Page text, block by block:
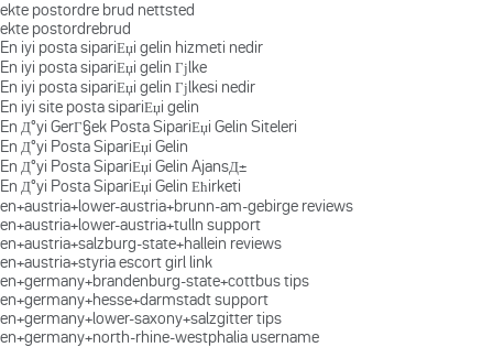
ekte postordre brud nettsted
ekte postordrebrud
En iyi posta sipariЕџi gelin hizmeti nedir
En iyi posta sipariЕџi gelin Гјlke
En iyi posta sipariЕџi gelin Гјlkesi nedir
En iyi site posta sipariЕџi gelin
En Д°yi GerГ§ek Posta SipariЕџi Gelin Siteleri
En Д°yi Posta SipariЕџi Gelin
En Д°yi Posta SipariЕџi Gelin AjansД±
En Д°yi Posta SipariЕџi Gelin Ећirketi
en+austria+lower-austria+brunn-am-gebirge reviews
en+austria+lower-austria+tulln support
en+austria+salzburg-state+hallein reviews
en+austria+styria escort girl link
en+germany+brandenburg-state+cottbus tips
en+germany+hesse+darmstadt support
en+germany+lower-saxony+salzgitter tips
en+germany+north-rhine-westphalia username